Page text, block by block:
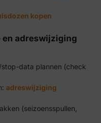
kopen
adreswijziging
data plannen (check
adreswijziging
(seizoensspullen,